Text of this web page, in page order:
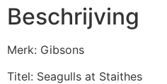
Beschrijving
Merk: Gibsons
Titel: Seagulls at Staithes